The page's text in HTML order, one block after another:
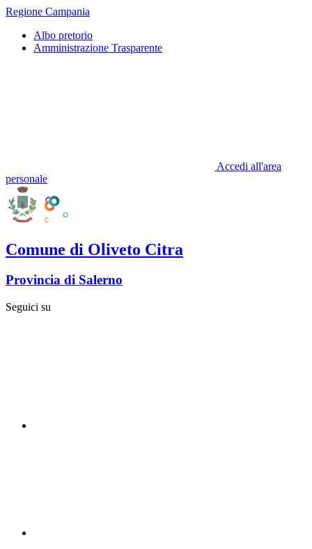
Regione Campania
Albo pretorio
Amministrazione Trasparente
Accedi all'area
personale
Comune di Oliveto Citra
Provincia di Salerno
Seguici su